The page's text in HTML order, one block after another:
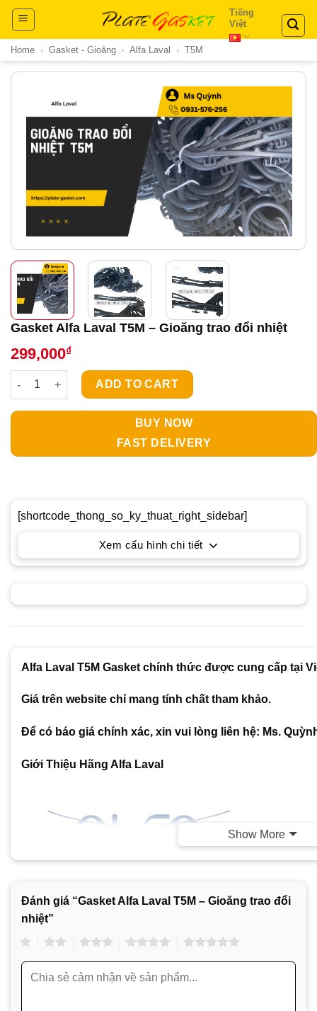
Skip
content
Tiếng
Việt
Home › Gasket - Gioăng › Alfa Laval › T5M
Gasket Alfa Laval T5M – Gioăng trao đổi nhiệt
299,000₫
Gasket Alfa Laval T5M - Gioăng trao đổi nhiệt quantity
ADD TO CART
BUY NOW
FAST DELIVERY
Alfa Laval T5M Gasket chính thức được cung cấp tại
Giá trên website chỉ mang tính chất tham khảo.
Để có báo giá chính xác, xin vui lòng liên hệ: Ms.
Giới Thiệu Hãng Alfa Laval
Alfa Laval là một công ty Thụy Điển chuyên về sản xuất
lý chất lỏng và hệ thống trao đổi nhiệt. Được thành lập
Đến nay, Alfa Laval được biết đến rộng rãi với các sản
Show More
Đánh giá “Gasket Alfa Laval T5M – Gioăng trao đổi
nhiệt”
[shortcode_thong_so_ky_thuat_right_sidebar]
Xem cấu hình chi tiết